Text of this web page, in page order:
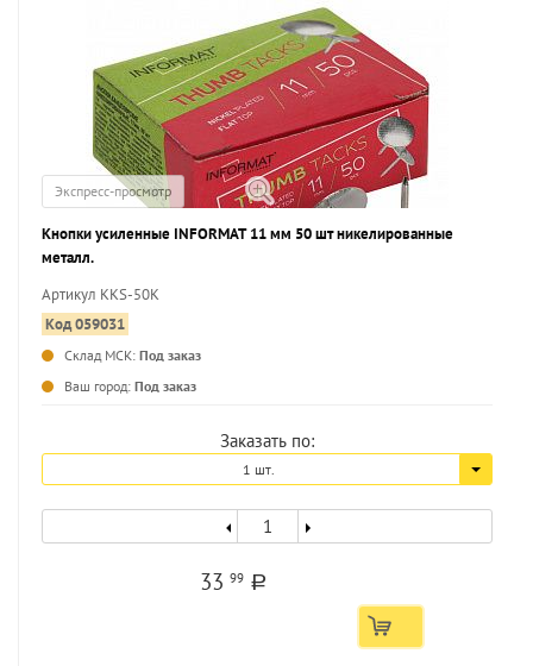
Экспресс-просмотр
Кнопки усиленные INFORMAT 11 мм 50 шт никелированные
металл.
Артикул KKS-50K
Код 059031
Склад МСК: Под заказ
Ваш город: Под заказ
Заказать по:
1 шт.
3399 a